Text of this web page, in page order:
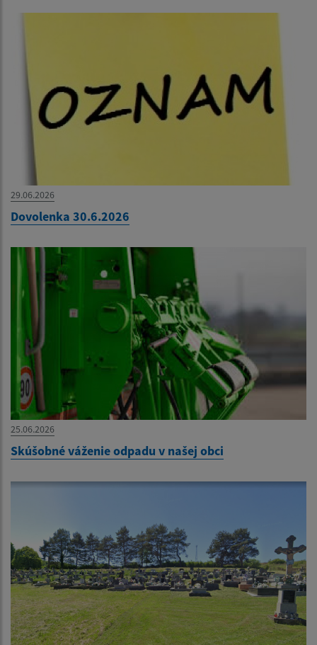
29.06.2026
Dovolenka 30.6.2026
25.06.2026
Skúšobné váženie odpadu v našej obci